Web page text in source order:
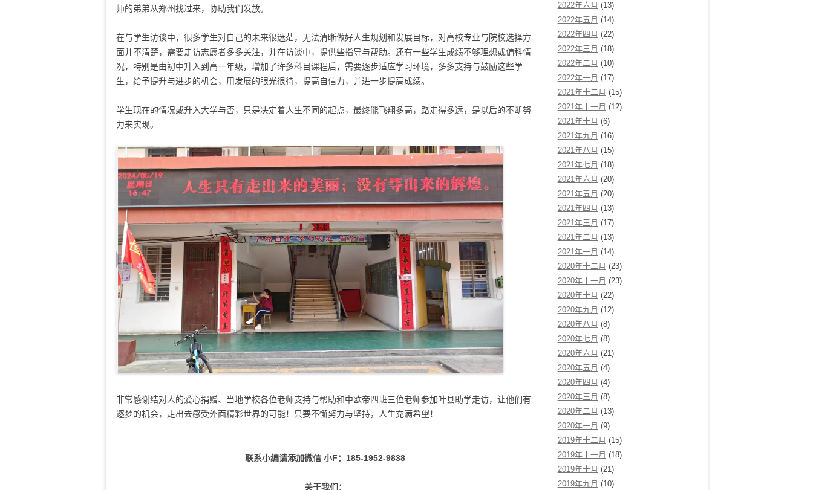
师的弟弟从郑州找过来，协助我们发放。
在与学生访谈中，很多学生对自己的未来很迷茫，无法清晰做好人生规划和发展目标，对高校专业与院校选择方
面并不清楚，需要走访志愿者多多关注，并在访谈中，提供些指导与帮助。还有一些学生成绩不够理想或偏科情
况，特别是由初中升入到高一年级，增加了许多科目课程后，需要逐步适应学习环境，多多支持与鼓励这些学
生，给予提升与进步的机会，用发展的眼光很待，提高自信力，并进一步提高成绩。
学生现在的情况或升入大学与否，只是决定着人生不同的起点，最终能飞翔多高，路走得多远，是以后的不断努
力来实现。
非常感谢结对人的爱心捐赠、当地学校各位老师支持与帮助和中欧帝四班三位老师参加叶县助学走访，让他们有
逐梦的机会，走出去感受外面精彩世界的可能！只要不懈努力与坚持，人生充满希望！
联系小编请添加微信 小F：185-1952-9838
关于我们：
2022年六月 (13)
2022年五月 (14)
2022年四月 (22)
2022年三月 (18)
2022年二月 (10)
2022年一月 (17)
2021年十二月 (15)
2021年十一月 (12)
2021年十月 (6)
2021年九月 (16)
2021年八月 (15)
2021年七月 (18)
2021年六月 (20)
2021年五月 (20)
2021年四月 (13)
2021年三月 (17)
2021年二月 (13)
2021年一月 (14)
2020年十二月 (23)
2020年十一月 (23)
2020年十月 (22)
2020年九月 (12)
2020年八月 (8)
2020年七月 (8)
2020年六月 (21)
2020年五月 (4)
2020年四月 (4)
2020年三月 (8)
2020年二月 (13)
2020年一月 (9)
2019年十二月 (15)
2019年十一月 (18)
2019年十月 (21)
2019年九月 (10)